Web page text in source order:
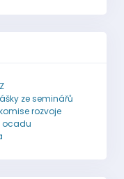
ze seminářů
rozvoje
ocadu